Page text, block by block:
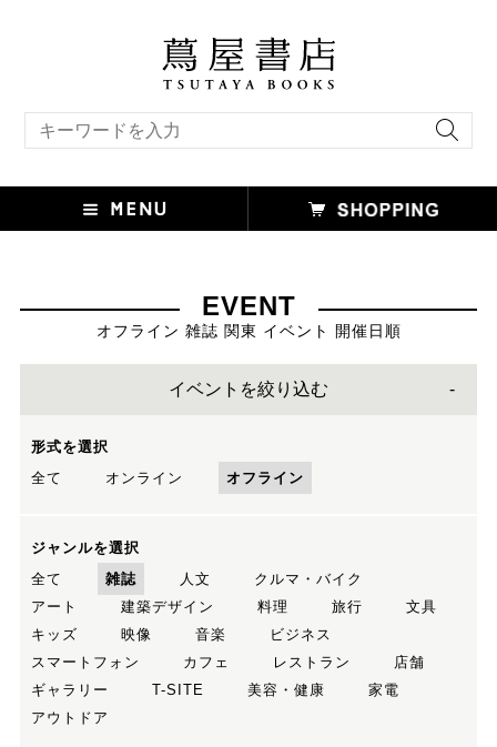
EVENT
オフライン 雑誌 関東 イベント 開催日順
イベントを絞り込む
形式を選択
全て
オンライン オフライン
ジャンルを選択
全て
雑誌 人文
クルマ・バイク
アート
建築デザイン 料理 旅行
文具
キッズ
映像 音楽
ビジネス
スマートフォン
カフェ レストラン
店舗
ギャラリー
T-SITE 美容・健康
家電
アウトドア